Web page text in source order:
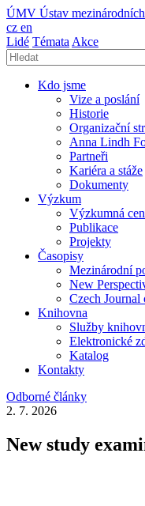
ÚMV Ústav
cz en
Lidé Témata Akce
Kdo jsme
Vize a poslání
Historie
Organizační
Anna Lindh
Partneři
Kariéra a stáže
Dokumenty
Výzkum
Výzkumná
Publikace
Projekty
Časopisy
Mezinárodní
New
Czech Journal
Knihovna
Služby
Elektronické
Katalog
Kontakty
Odborné články
2. 7. 2026
New study